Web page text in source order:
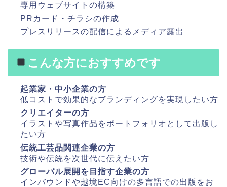
専用ウェブサイトの構築
PRカード・チラシの作成
プレスリリースの配信によるメディア露出
こんな方におすすめです
起業家・中小企業の方
低コストで効果的なブランディングを実現したい方
クリエイターの方
イラストや写真作品をポートフォリオとして出版し
たい方
伝統工芸品関連企業の方
技術や伝統を次世代に伝えたい方
グローバル展開を目指す企業の方
インバウンドや越境EC向けの多言語での出版をお